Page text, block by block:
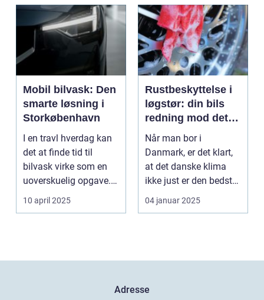
Mobil bilvask: Den
smarte løsning i
Storkøbenhavn
I en travl hverdag kan
det at finde tid til
bilvask virke som en
uoverskuelig opgave.
Især i S...
10 april 2025
Rustbeskyttelse i
løgstør: din bils
redning mod det
danske klima
Når man bor i
Danmark, er det klart,
at det danske klima
ikke just er den bedste
ven for bilen...
04 januar 2025
Adresse